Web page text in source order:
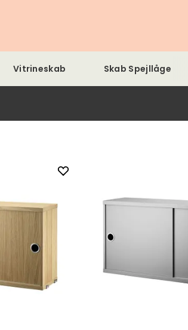
Vitrineskab Skab Spejllåge